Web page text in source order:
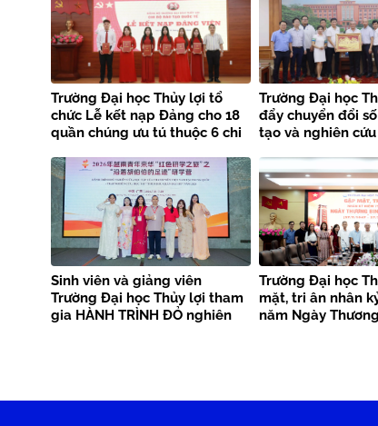
Trường Đại học Thủy lợi tổ
chức Lễ kết nạp Đảng cho 18
quần chúng ưu tú thuộc 6 chi
Trường Đại học
đẩy chuyển đổi
tạo và nghiên
Sinh viên và giảng viên
Trường Đại học Thủy lợi tham
gia HÀNH TRÌNH ĐỎ nghiên
2026
Trường Đại học
mặt, tri ân nhân
năm Ngày